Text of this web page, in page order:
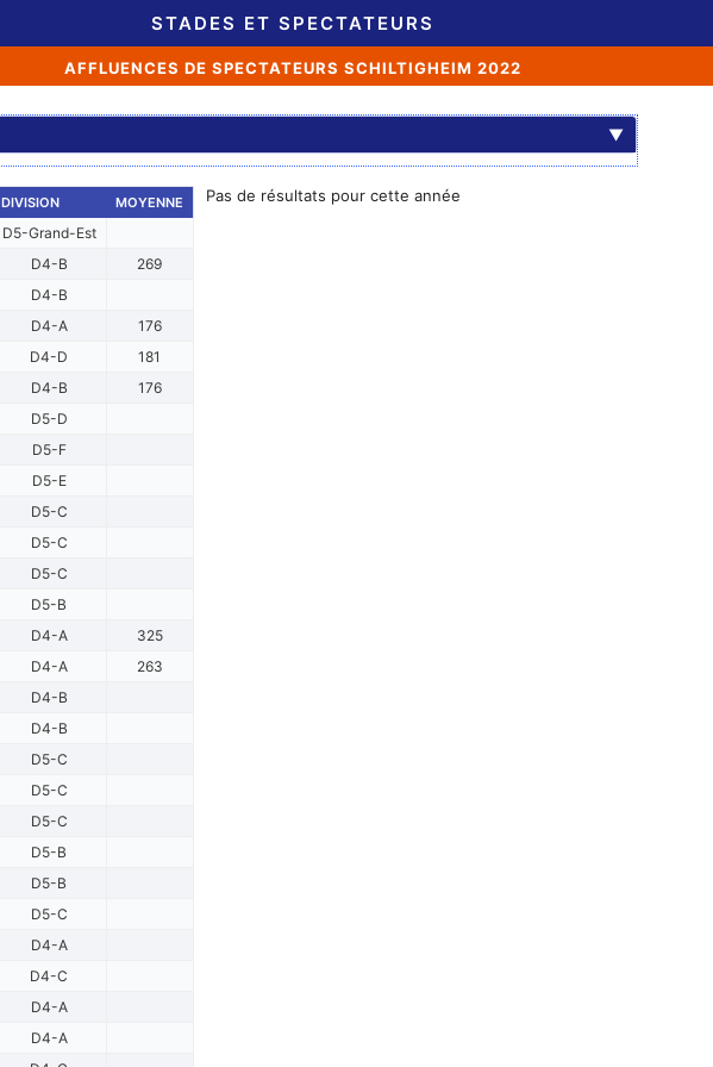
STADES ET SPECTATEURS
AFFLUENCES DE SPECTATEURS SCHILTIGHEIM 2022
▼
DIVISION MOYENNE
D5-Grand-Est
D4-B
269
D4-B
D4-A
176
D4-D
181
D4-B
176
D5-D
D5-F
D5-E
D5-C
D5-C
D5-C
D5-B
D4-A
325
D4-A
263
D4-B
D4-B
D5-C
D5-C
D5-C
D5-B
D5-B
D5-C
D4-A
D4-C
D4-A
D4-A
Pas de résultats pour cette année